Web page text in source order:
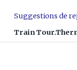
Suggestions de
Train